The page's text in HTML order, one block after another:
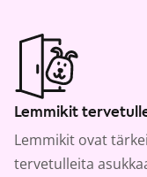
Lemmikit
Lemmikit ovat
tervetulleita